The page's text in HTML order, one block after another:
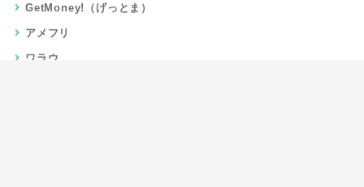
GetMoney!（げっとま）
アメフリ
ワラウ